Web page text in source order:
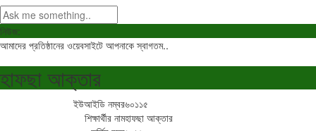
নিউজ:
আমাদের প্রতিষ্ঠানের ওয়েবসাইটে আপনাকে স্বাগতম..
হাফছা আক্তার
ইউআইডি নম্বর৬০১১৫
শিক্ষার্থীর নামহাফছা আক্তার